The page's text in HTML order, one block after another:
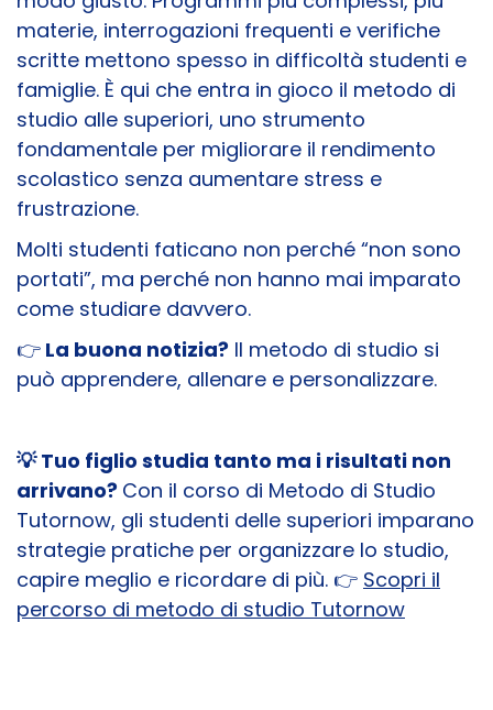
materie, interrogazioni frequenti e verifiche
scritte mettono spesso in difficoltà studenti e
famiglie. È qui che entra in gioco il metodo di
studio alle superiori, uno strumento
fondamentale per migliorare il rendimento
scolastico senza aumentare stress e
frustrazione.
Molti studenti faticano non perché “non sono
portati”, ma perché non hanno mai imparato
come studiare davvero.
👉 La buona notizia? Il metodo di studio si
può apprendere, allenare e personalizzare.
💡 Tuo figlio studia tanto ma i risultati non
arrivano? Con il corso di Metodo di Studio
Tutornow, gli studenti delle superiori imparano
strategie pratiche per organizzare lo studio,
capire meglio e ricordare di più. 👉 Scopri il
percorso di metodo di studio Tutornow